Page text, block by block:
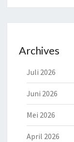
Archives
Juli 2026
Juni 2026
Mei 2026
April 2026